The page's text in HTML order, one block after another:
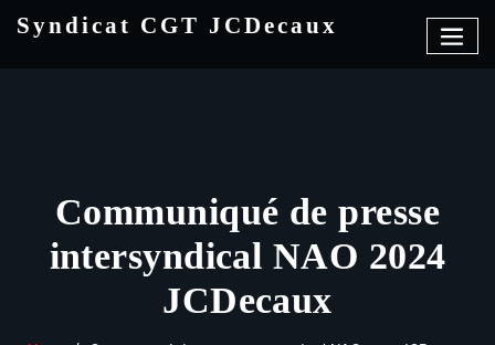
Syndicat CGT JCDecaux
Communiqué de presse
intersyndical NAO 2024
JCDecaux